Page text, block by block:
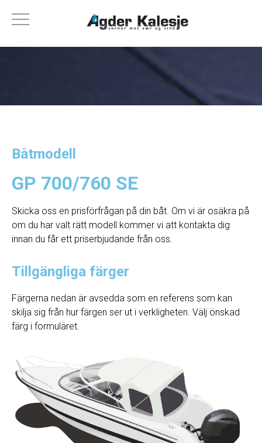
Båtmodell
GP 700/760 SE
Skicka oss en prisförfrågan på din båt. Om vi ​​är osäkra på
om du har valt rätt modell kommer vi att kontakta dig
innan du får ett priserbjudande från oss.
Tillgängliga färger
Färgerna nedan är avsedda som en referens som kan
skilja sig från hur färgen ser ut i verkligheten. Välj önskad
färg i formuläret.